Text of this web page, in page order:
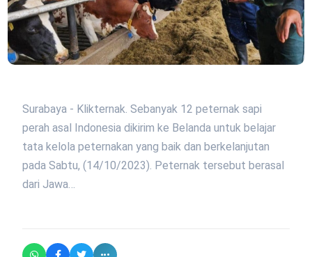
Surabaya - Klikternak. Sebanyak 12 peternak sapi
perah asal Indonesia dikirim ke Belanda untuk belajar
tata kelola peternakan yang baik dan berkelanjutan
pada Sabtu, (14/10/2023). Peternak tersebut berasal
dari Jawa…